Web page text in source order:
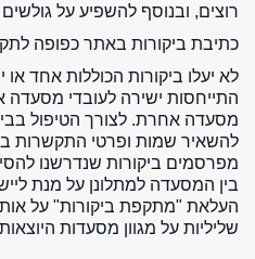
רוצים, ובנוסף להשפיע על
כתיבת ביקורות באתר כפופה
לא יעלו ביקורות הכוללות אחד
התייחסות ישירה לעובדי מסעדה
מסעדה אחרת. לצורך הטיפול
להשאיר שמות ופרטי התקשרות
מפרסמים ביקורות שנדרשנו
בין המסעדה למתלונן על מנת
העלאת "מתקפת ביקורות" על
שליליות על מגוון מסעדות